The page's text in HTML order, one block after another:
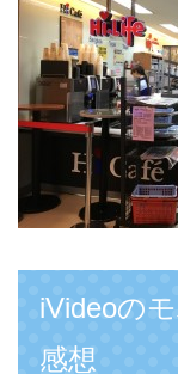
iVideoの
感想